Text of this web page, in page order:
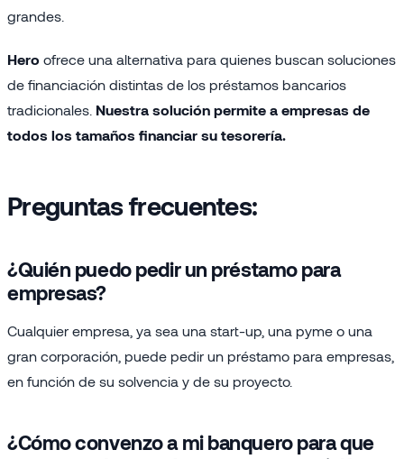
grandes.
Hero ofrece una alternativa para quienes buscan soluciones
de financiación distintas de los préstamos bancarios
tradicionales. Nuestra solución permite a empresas de
todos los tamaños financiar su tesorería.
Preguntas frecuentes:
¿Quién puedo pedir un préstamo para
empresas?
Cualquier empresa, ya sea una start-up, una pyme o una
gran corporación, puede pedir un préstamo para empresas,
en función de su solvencia y de su proyecto.
¿Cómo convenzo a mi banquero para que